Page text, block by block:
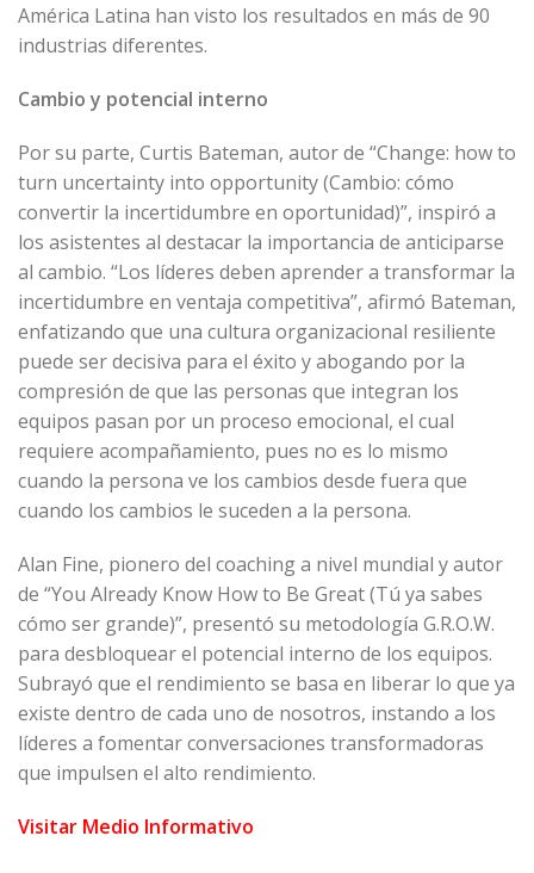
América Latina han visto los resultados en más de 90
industrias diferentes.
Cambio y potencial interno
Por su parte, Curtis Bateman, autor de “Change: how to
turn uncertainty into opportunity (Cambio: cómo
convertir la incertidumbre en oportunidad)”, inspiró a
los asistentes al destacar la importancia de anticiparse
al cambio. “Los líderes deben aprender a transformar la
incertidumbre en ventaja competitiva”, afirmó Bateman,
enfatizando que una cultura organizacional resiliente
puede ser decisiva para el éxito y abogando por la
compresión de que las personas que integran los
equipos pasan por un proceso emocional, el cual
requiere acompañamiento, pues no es lo mismo
cuando la persona ve los cambios desde fuera que
cuando los cambios le suceden a la persona.
Alan Fine, pionero del coaching a nivel mundial y autor
de “You Already Know How to Be Great (Tú ya sabes
cómo ser grande)”, presentó su metodología G.R.O.W.
para desbloquear el potencial interno de los equipos.
Subrayó que el rendimiento se basa en liberar lo que ya
existe dentro de cada uno de nosotros, instando a los
líderes a fomentar conversaciones transformadoras
que impulsen el alto rendimiento.
Visitar Medio Informativo